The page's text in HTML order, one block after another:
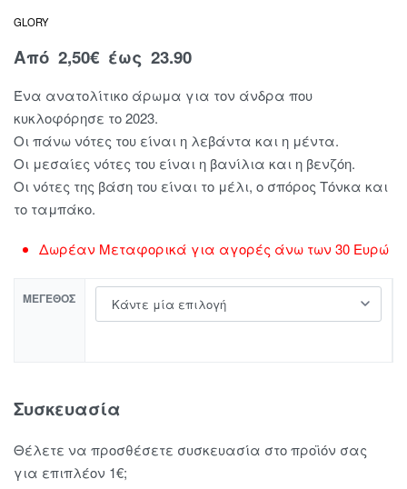
GLORY
Από 2,50€ έως 23.90
Ένα ανατολίτικο άρωμα για τον άνδρα που
κυκλοφόρησε το 2023.
Οι πάνω νότες του είναι η λεβάντα και η μέντα.
Οι μεσαίες νότες του είναι η βανίλια και η βενζόη.
Οι νότες της βάση του είναι το μέλι, ο σπόρος Τόνκα και
το ταμπάκο.
Δωρέαν Μεταφορικά για αγορές άνω των 30 Ευρώ
ΜΈΓΕΘΟΣ
Συσκευασία
Θέλετε να προσθέσετε συσκευασία στο προϊόν σας
για επιπλέον 1€;